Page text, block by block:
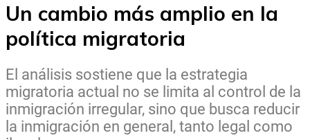
Un cambio más amplio en la
política migratoria
El análisis sostiene que la estrategia
migratoria actual no se limita al control de la
inmigración irregular, sino que busca reducir
la inmigración en general, tanto legal como